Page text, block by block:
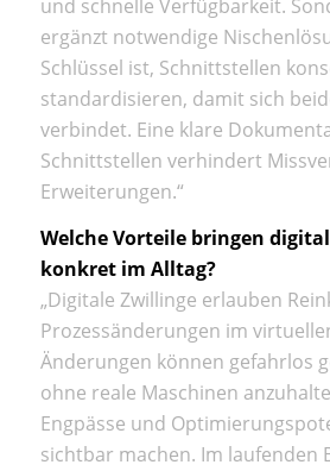
und schnelle Verfügbarkeit.
ergänzt notwendige
Schlüssel ist, Schnittstellen
standardisieren, damit sich
verbindet. Eine klare
Schnittstellen verhindert
Erweiterungen.“
Welche Vorteile bringen
konkret im Alltag?
„Digitale Zwillinge erlauben
Prozessänderungen im
Änderungen können gefahrlos
ohne reale Maschinen
Engpässe und
sichtbar machen. Im laufenden